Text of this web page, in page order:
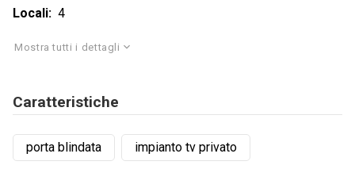
Locali 4
Mostra tutti i dettagli
Caratteristiche
porta blindata impianto tv privato